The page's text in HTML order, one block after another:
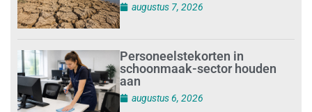
augustus 7, 2026
Personeelstekorten in
schoonmaak-sector houden
aan
augustus 6, 2026